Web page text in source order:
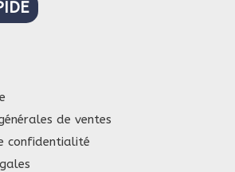
de ventes
confidentialité